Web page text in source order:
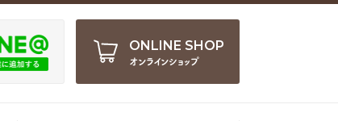
ONLINE SHOP
オンラインショップ